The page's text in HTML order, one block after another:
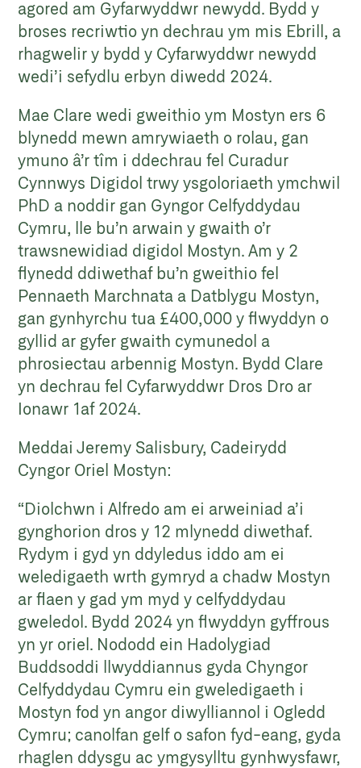
agored am Gyfarwyddwr newydd. Bydd y
broses recriwtio yn dechrau ym mis Ebrill, a
rhagwelir y bydd y Cyfarwyddwr newydd
wedi’i sefydlu erbyn diwedd 2024.
Mae Clare wedi gweithio ym Mostyn ers 6
blynedd mewn amrywiaeth o rolau, gan
ymuno â’r tîm i ddechrau fel Curadur
Cynnwys Digidol trwy ysgoloriaeth ymchwil
PhD a noddir gan Gyngor Celfyddydau
Cymru, lle bu’n arwain y gwaith o’r
trawsnewidiad digidol Mostyn. Am y 2
flynedd ddiwethaf bu’n gweithio fel
Pennaeth Marchnata a Datblygu Mostyn,
gan gynhyrchu tua £400,000 y flwyddyn o
gyllid ar gyfer gwaith cymunedol a
phrosiectau arbennig Mostyn. Bydd Clare
yn dechrau fel Cyfarwyddwr Dros Dro ar
Ionawr 1af 2024.
Meddai Jeremy Salisbury, Cadeirydd
Cyngor Oriel Mostyn:
“Diolchwn i Alfredo am ei arweiniad a’i
gynghorion dros y 12 mlynedd diwethaf.
Rydym i gyd yn ddyledus iddo am ei
weledigaeth wrth gymryd a chadw Mostyn
ar flaen y gad ym myd y celfyddydau
gweledol. Bydd 2024 yn flwyddyn gyffrous
yn yr oriel. Nododd ein Hadolygiad
Buddsoddi llwyddiannus gyda Chyngor
Celfyddydau Cymru ein gweledigaeth i
Mostyn fod yn angor diwylliannol i Ogledd
Cymru; canolfan gelf o safon fyd-eang, gyda
rhaglen ddysgu ac ymgysylltu gynhwysfawr,